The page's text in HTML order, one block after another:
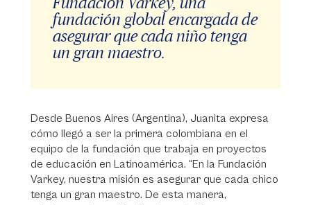
fundación global encargada de
asegurar que cada niño tenga
un gran maestro.
Desde Buenos Aires (Argentina), Juanita expresa
cómo llegó a ser la primera colombiana en el
equipo de la fundación que trabaja en proyectos
de educación en Latinoamérica. “En la Fundación
Varkey, nuestra misión es asegurar que cada chico
tenga un gran maestro. De esta manera,